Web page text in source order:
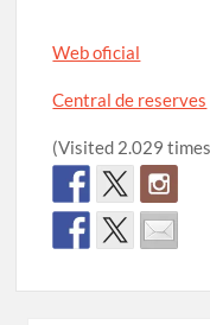
Web oficial
Central de reserves
(Visited 2.029